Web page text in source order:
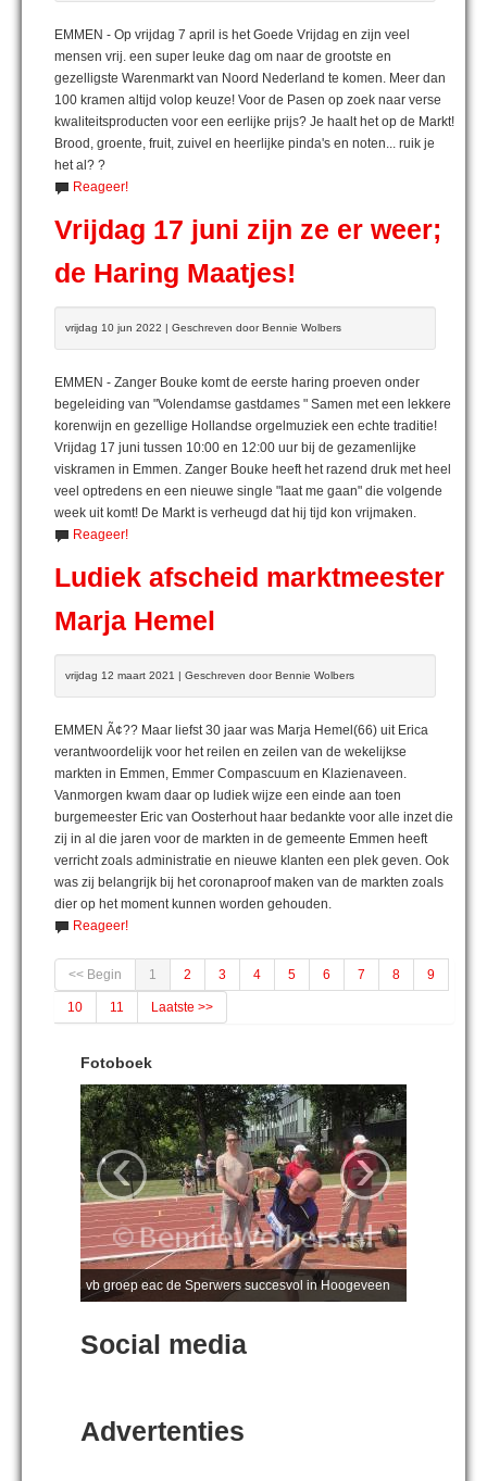
EMMEN - Op vrijdag 7 april is het Goede Vrijdag en zijn veel
mensen vrij. een super leuke dag om naar de grootste en
gezelligste Warenmarkt van Noord Nederland te komen. Meer dan
100 kramen altijd volop keuze! Voor de Pasen op zoek naar verse
kwaliteitsproducten voor een eerlijke prijs? Je haalt het op de Markt!
Brood, groente, fruit, zuivel en heerlijke pinda's en noten... ruik je
het al? ?
Reageer!
Vrijdag 17 juni zijn ze er weer;
de Haring Maatjes!
vrijdag 10 jun 2022 | Geschreven door Bennie Wolbers
EMMEN - Zanger Bouke komt de eerste haring proeven onder
begeleiding van "Volendamse gastdames " Samen met een lekkere
korenwijn en gezellige Hollandse orgelmuziek een echte traditie!
Vrijdag 17 juni tussen 10:00 en 12:00 uur bij de gezamenlijke
viskramen in Emmen. Zanger Bouke heeft het razend druk met heel
veel optredens en een nieuwe single "laat me gaan" die volgende
week uit komt! De Markt is verheugd dat hij tijd kon vrijmaken.
Reageer!
Ludiek afscheid marktmeester
Marja Hemel
vrijdag 12 maart 2021 | Geschreven door Bennie Wolbers
EMMEN Ã¢?? Maar liefst 30 jaar was Marja Hemel(66) uit Erica
verantwoordelijk voor het reilen en zeilen van de wekelijkse
markten in Emmen, Emmer Compascuum en Klazienaveen.
Vanmorgen kwam daar op ludiek wijze een einde aan toen
burgemeester Eric van Oosterhout haar bedankte voor alle inzet die
zij in al die jaren voor de markten in de gemeente Emmen heeft
verricht zoals administratie en nieuwe klanten een plek geven. Ook
was zij belangrijk bij het coronaproof maken van de markten zoals
dier op het moment kunnen worden gehouden.
Reageer!
<< Begin 1 2 3 4 5 6 7 8 9
10 11 Laatste >>
Fotoboek
vb groep eac de Sperwers succesvol in Hoogeveen
‹ ›
Social media
Advertenties